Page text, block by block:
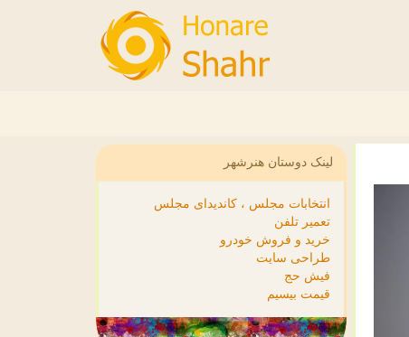
لینک دوستان هنرشهر
انتخابات مجلس ، کاندیدای مجلس
تعمیر تلفن
خرید و فروش خودرو
طراحی سایت
فیش حج
قیمت بیسیم